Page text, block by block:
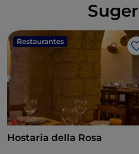
Restaurantes
Hostaria della Rosa